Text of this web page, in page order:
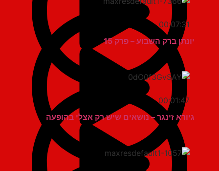
00:07:31
יונתן ברק השבוע – פרק 15
00:01:47
גיורא זינגר – נושאים שיש רק אצלי בהופעה